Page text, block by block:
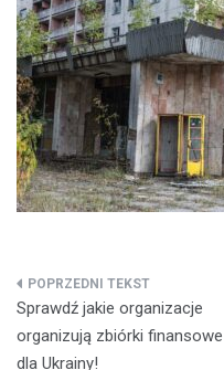
Nawigacja
wpisu
Sprawdź jakie organizacje
organizują zbiórki finansowe
dla Ukrainy!